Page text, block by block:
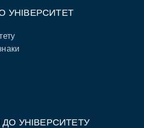
УНІВЕРСИТЕТ
ДО УНІВЕРСИТЕТУ